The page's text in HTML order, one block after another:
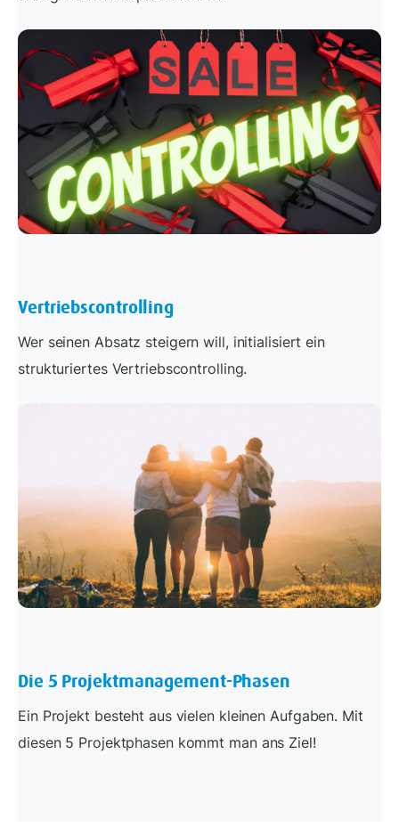
Vertriebscontrolling
Wer seinen Absatz steigern will, initialisiert ein
strukturiertes Vertriebscontrolling.
Die 5 Projektmanagement-Phasen
Ein Projekt besteht aus vielen kleinen Aufgaben. Mit
diesen 5 Projektphasen kommt man ans Ziel!